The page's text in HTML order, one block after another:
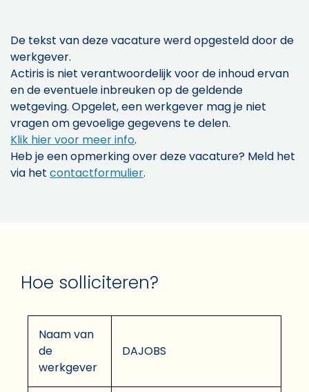
De tekst van deze vacature werd opgesteld door de
werkgever.
Actiris is niet verantwoordelijk voor de inhoud ervan
en de eventuele inbreuken op de geldende
wetgeving. Opgelet, een werkgever mag je niet
vragen om gevoelige gegevens te delen.
Klik hier voor meer info.
Heb je een opmerking over deze vacature? Meld het
via het contactformulier.
Hoe solliciteren?
Naam van
de
werkgever
DAJOBS